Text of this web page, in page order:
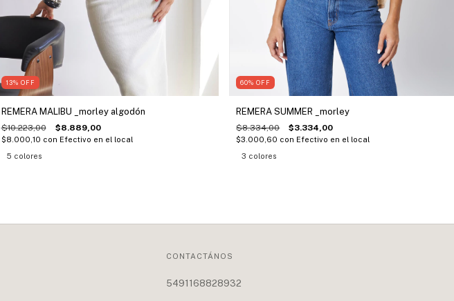
13% OFF
REMERA MALIBU _morley algodón
$10.223,00 $8.889,00
$8.000,10 con Efectivo en el local
5 colores
60%OFF
REMERA SUMMER _morley
$8.334,00 $3.334,00
$3.000,60 con Efectivo en el local
3 colores
CONTACTÁNOS
5491168828932